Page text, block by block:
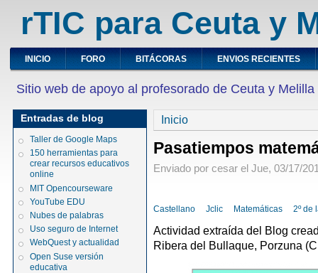
rTIC para Ceuta y
INICIO FORO BITÁCORAS ENVIOS RECIENTES
Sitio web de apoyo al profesorado de Ceuta y Melilla
Entradas de blog
Taller de Google Maps
150 herramientas para
crear recursos educativos
online
MIT Opencourseware
YouTube EDU
Nubes de palabras
Uso seguro de Internet
WebQuest y actualidad
Open Suse versión
educativa
Inicio
Pasatiempos
Enviado por cesar el Jue, 03/17/
Castellano Jclic Matemáticas 2º de
Actividad extraída del Blog
Ribera del Bullaque, Porzuna